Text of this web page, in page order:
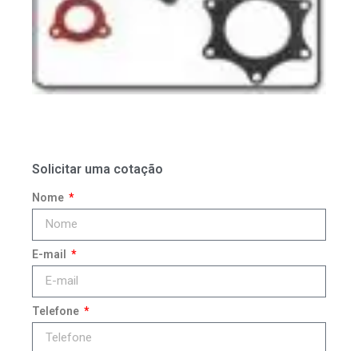
Solicitar uma cotação
Nome
E-mail
Telefone